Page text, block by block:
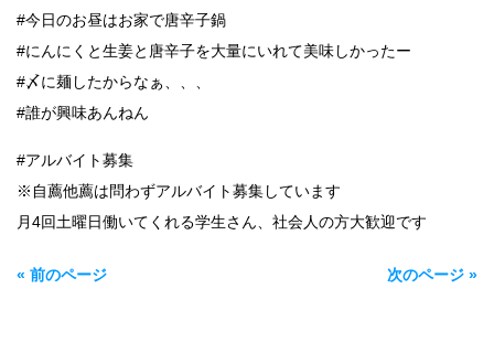
#今日のお昼はお家で唐辛子鍋
#にんにくと生姜と唐辛子を大量にいれて美味しかったー
#〆に麺したからなぁ、、、
#誰が興味あんねん
#アルバイト募集
※自薦他薦は問わずアルバイト募集しています
月4回土曜日働いてくれる学生さん、社会人の方大歓迎です
« 前のページ 次のページ »